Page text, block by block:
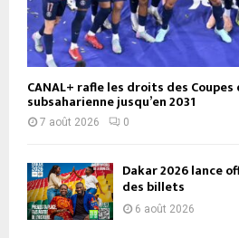
CANAL+ rafle les droits des
subsaharienne jusqu’en 2031
7 août 2026 0
Dakar 2026 lance
des billets
6 août 2026